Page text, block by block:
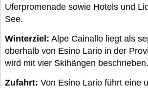
Uferpromenade sowie Hotels und
See.
Winterziel: Alpe Cainallo liegt als
oberhalb von Esino Lario in der
wird mit vier Skihängen beschrieben.
Zufahrt: Von Esino Lario führt eine